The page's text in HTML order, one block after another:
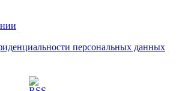
персональных данных